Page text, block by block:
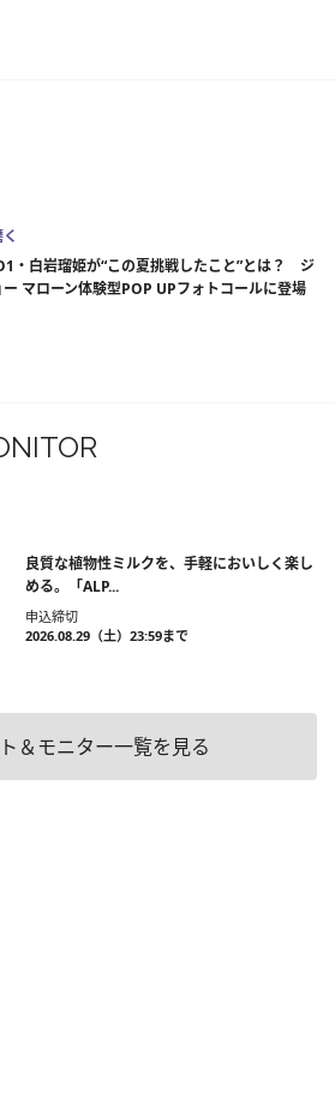
・白岩瑠姫が“この夏挑戦したこと”とは？ ジ
ー マローン体験型POP UPフォトコールに登場
良質な植物性ミルクを、手軽においしく楽し
める。「ALP...
申込締切
2026.08.29（土）23:59まで
＆モニター一覧を見る